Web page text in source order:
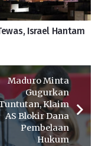
Israel Hantam
Maduro Minta
Gugurkan
Klaim
AS Blokir Dana
Pembelaan
Hukum